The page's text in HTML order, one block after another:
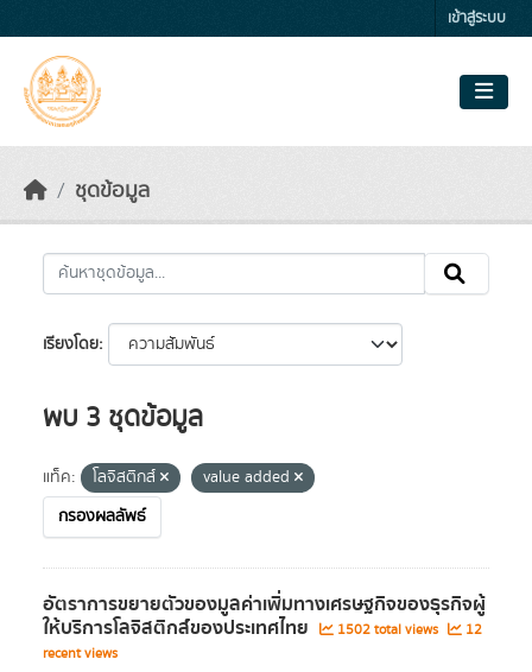
เข้าสู่ระบบ
ชุดข้อมูล
เรียงโดย
พบ 3 ชุดข้อมูล
แท็ค: โลจิสติกส์
value added
กรองผลลัพธ์
อัตราการขยายตัวของมูลค่าเพิ่มทางเศรษฐกิจของธุรกิจผู้
ให้บริการโลจิสติกส์ของประเทศไทย 1502 total views
12
recent views